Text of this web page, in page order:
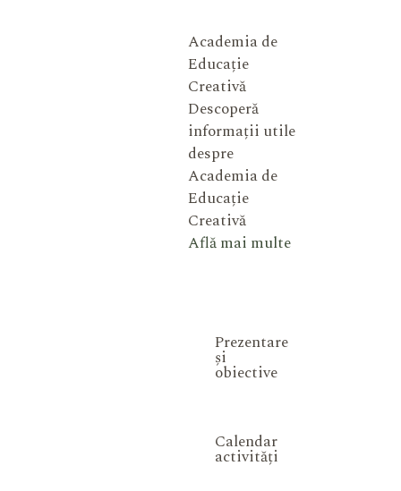
Academia de
Educație
Creativă
Descoperă
informații utile
despre
Academia de
Educație
Creativă
Află mai multe
Prezentare
și
obiective
Calendar
activități